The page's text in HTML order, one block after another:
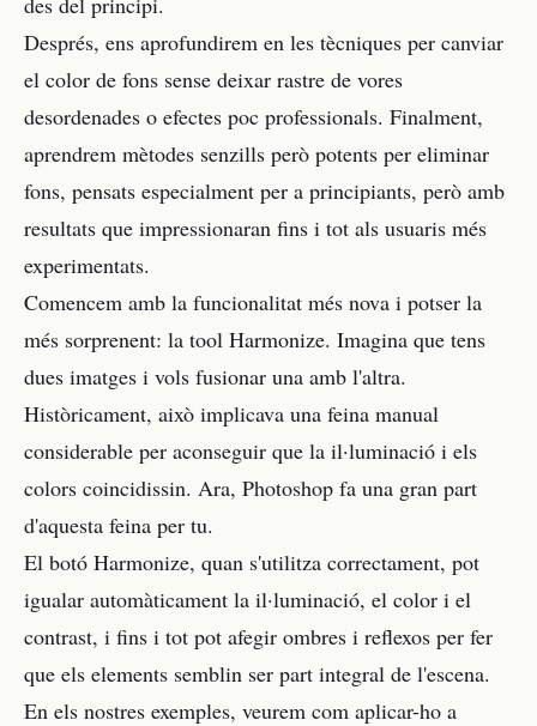
Després, ens aprofundirem en les tècniques per canviar
el color de fons sense deixar rastre de vores
desordenades o efectes poc professionals. Finalment,
aprendrem mètodes senzills però potents per eliminar
fons, pensats especialment per a principiants, però amb
resultats que impressionaran fins i tot als usuaris més
experimentats.
Comencem amb la funcionalitat més nova i potser la
més sorprenent: la tool Harmonize. Imagina que tens
dues imatges i vols fusionar una amb l'altra.
Històricament, això implicava una feina manual
considerable per aconseguir que la il·luminació i els
colors coincidissin. Ara, Photoshop fa una gran part
d'aquesta feina per tu.
El botó Harmonize, quan s'utilitza correctament, pot
igualar automàticament la il·luminació, el color i el
contrast, i fins i tot pot afegir ombres i reflexos per fer
que els elements semblin ser part integral de l'escena.
En els nostres exemples, veurem com aplicar-ho a